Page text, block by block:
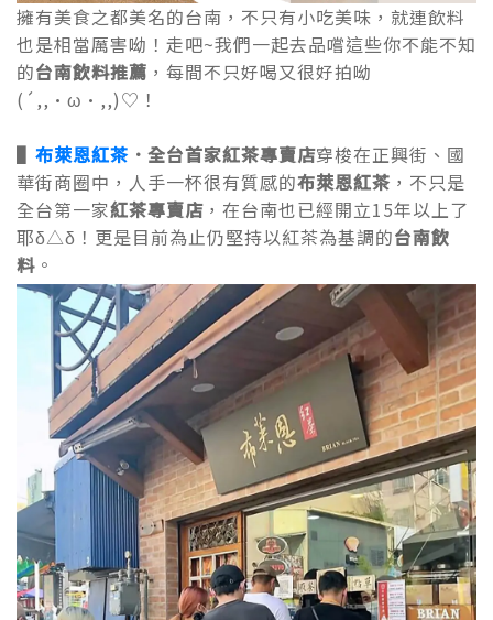
擁有美食之都美名的台南，不只有小吃美味，就連飲料
也是相當厲害呦！走吧~我們一起去品嚐這些你不能不知
的台南飲料推薦 ，每間不只好喝又很好拍呦
(´,,•ω•,,)♡！
▌ 布萊恩紅茶 ． 全台首家紅茶專賣店穿梭在正興街、國
華街商圈中，人手一杯很有質感的布萊恩紅茶 ，不只是
全台第一家紅茶專賣店 ，在台南也已經開立15年以上了
耶δ△δ！更是目前為止仍堅持以紅茶為基調的台南飲
料 。